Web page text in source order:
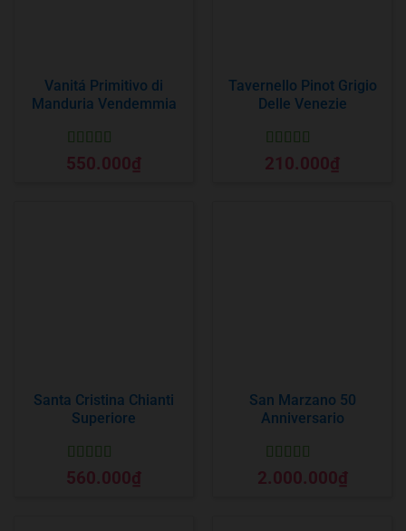
Vanitá Primitivo di
Manduria Vendemmia
Được xếp
hạng55 sao
550.000₫
Tavernello Pinot Grigio
Delle Venezie
Được xếp
hạng55 sao
210.000₫
Santa Cristina Chianti
Superiore
Được xếp
hạng55 sao
560.000₫
San Marzano 50
Anniversario
Được xếp
hạng55 sao
2.000.000₫